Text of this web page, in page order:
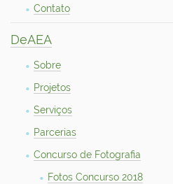
Contato
DeAEA
Sobre
Projetos
Serviços
Parcerias
Concurso de Fotografia
Fotos Concurso 2018